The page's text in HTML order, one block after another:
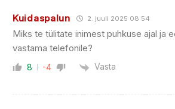
Kuidaspalun 2. juuli 2025 08:54
Miks te tülitate inimest puhkuse ajal ja
vastama telefonile?
8 -4 Vasta